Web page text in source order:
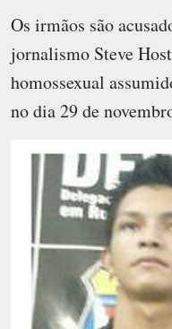
Os irmãos são
jornalismo Steve
homossexual
no dia 29 de